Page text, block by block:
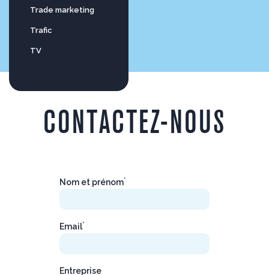
Trade marketing
Trafic
TV
CONTACTEZ-NOUS
Nom et prénom*
Email*
Entreprise